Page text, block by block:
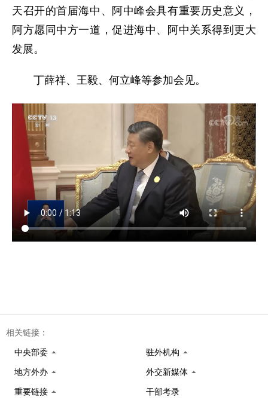
天召开的首届海中、阿中峰会具有重要历史意义，
阿方愿同中方一道，促进海中、阿中关系得到更大
发展。
丁薛祥、王毅、何立峰等参加会见。
相关链接：
中央部委 驻外机构
地方外办 外交新媒体
重要链接 干部考录